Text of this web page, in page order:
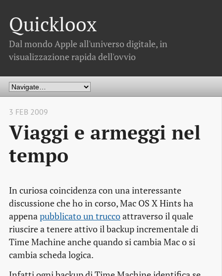
Quickloox
Dal mondo Apple all'universo digitale, in
visualizzazione rapida dell'ovvio
3 FEB 2009
Viaggi e armeggi nel
tempo
In curiosa coincidenza con una interessante
discussione che ho in corso, Mac OS X Hints ha
appenapubblicato un truccoattraverso il quale
riuscire a tenere attivo il backup incrementale di
Time Machine anche quando si cambia Mac o si
cambia scheda logica.